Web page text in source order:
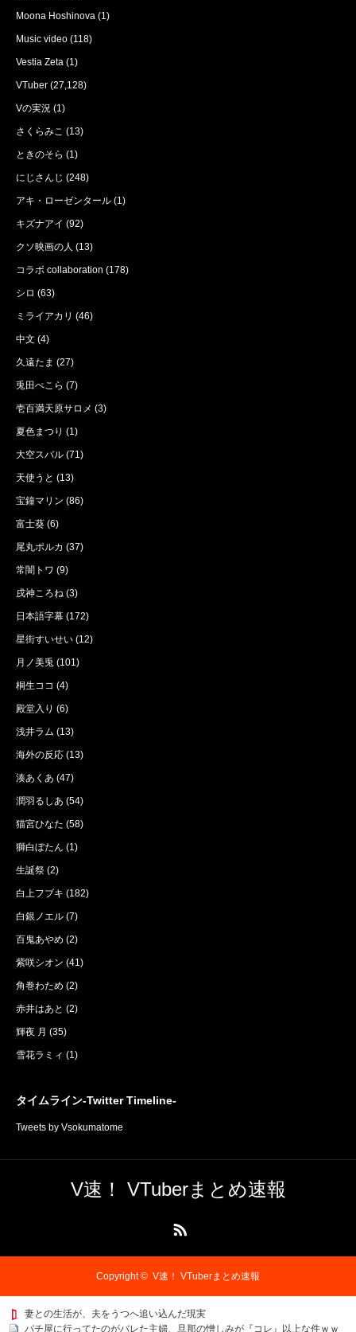
Moona Hoshinova (1)
Music video (118)
Vestia Zeta (1)
VTuber (27,128)
Vの実況 (1)
さくらみこ (13)
ときのそら (1)
にじさんじ (248)
アキ・ローゼンタール (1)
キズナアイ (92)
クソ映画の人 (13)
コラボ collaboration (178)
シロ (63)
ミライアカリ (46)
中文 (4)
久遠たま (27)
兎田ぺこら (7)
壱百満天原サロメ (3)
夏色まつり (1)
大空スバル (71)
天使うと (13)
宝鐘マリン (86)
富士葵 (6)
尾丸ポルカ (37)
常闇トワ (9)
戌神ころね (3)
日本語字幕 (172)
星街すいせい (12)
月ノ美兎 (101)
桐生ココ (4)
殿堂入り (6)
浅井ラム (13)
海外の反応 (13)
湊あくあ (47)
潤羽るしあ (54)
猫宮ひなた (58)
獅白ぼたん (1)
生誕祭 (2)
白上フブキ (182)
白銀ノエル (7)
百鬼あやめ (2)
紫咲シオン (41)
角巻わため (2)
赤井はあと (2)
輝夜 月 (35)
雪花ラミィ (1)
タイムライン-Twitter Timeline-
Tweets by Vsokumatome
V速！ VTuberまとめ速報
Copyright © V速！ VTuberまとめ速報
妻との生活が、夫をうつへ追い込んだ現実
パチ屋に行ってたのがバレた主婦、旦那の憎しみが『コレ』以上な件ｗｗ